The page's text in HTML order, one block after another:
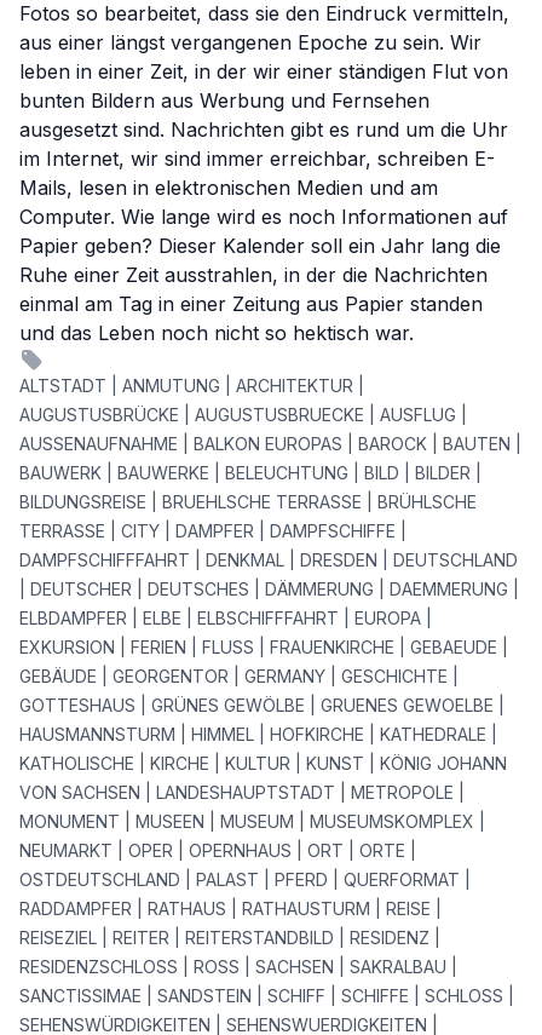
Fotos so bearbeitet, dass sie den Eindruck vermitteln,
aus einer längst vergangenen Epoche zu sein. Wir
leben in einer Zeit, in der wir einer ständigen Flut von
bunten Bildern aus Werbung und Fernsehen
ausgesetzt sind. Nachrichten gibt es rund um die Uhr
im Internet, wir sind immer erreichbar, schreiben E-
Mails, lesen in elektronischen Medien und am
Computer. Wie lange wird es noch Informationen auf
Papier geben? Dieser Kalender soll ein Jahr lang die
Ruhe einer Zeit ausstrahlen, in der die Nachrichten
einmal am Tag in einer Zeitung aus Papier standen
und das Leben noch nicht so hektisch war.
ALTSTADT | ANMUTUNG | ARCHITEKTUR |
AUGUSTUSBRÜCKE | AUGUSTUSBRUECKE | AUSFLUG |
AUSSENAUFNAHME | BALKON EUROPAS | BAROCK | BAUTEN |
BAUWERK | BAUWERKE | BELEUCHTUNG | BILD | BILDER |
BILDUNGSREISE | BRUEHLSCHE TERRASSE | BRÜHLSCHE
TERRASSE | CITY | DAMPFER | DAMPFSCHIFFE |
DAMPFSCHIFFFAHRT | DENKMAL | DRESDEN | DEUTSCHLAND
| DEUTSCHER | DEUTSCHES | DÄMMERUNG | DAEMMERUNG |
ELBDAMPFER | ELBE | ELBSCHIFFFAHRT | EUROPA |
EXKURSION | FERIEN | FLUSS | FRAUENKIRCHE | GEBAEUDE |
GEBÄUDE | GEORGENTOR | GERMANY | GESCHICHTE |
GOTTESHAUS | GRÜNES GEWÖLBE | GRUENES GEWOELBE |
HAUSMANNSTURM | HIMMEL | HOFKIRCHE | KATHEDRALE |
KATHOLISCHE | KIRCHE | KULTUR | KUNST | KÖNIG JOHANN
VON SACHSEN | LANDESHAUPTSTADT | METROPOLE |
MONUMENT | MUSEEN | MUSEUM | MUSEUMSKOMPLEX |
NEUMARKT | OPER | OPERNHAUS | ORT | ORTE |
OSTDEUTSCHLAND | PALAST | PFERD | QUERFORMAT |
RADDAMPFER | RATHAUS | RATHAUSTURM | REISE |
REISEZIEL | REITER | REITERSTANDBILD | RESIDENZ |
RESIDENZSCHLOSS | ROSS | SACHSEN | SAKRALBAU |
SANCTISSIMAE | SANDSTEIN | SCHIFF | SCHIFFE | SCHLOSS |
SEHENSWÜRDIGKEITEN | SEHENSWUERDIGKEITEN |